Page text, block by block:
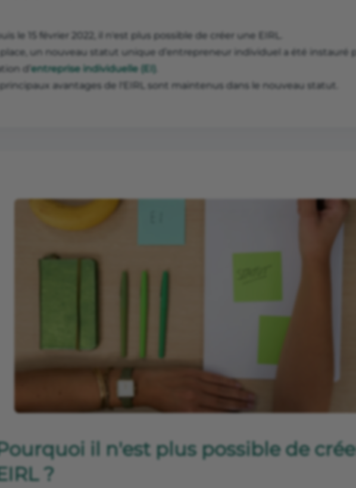
le 15 février 2022, il n'est plus possible de créer une EIRL.
place, un nouveau statut unique d’entrepreneur individuel a été instauré
d’ entreprise individuelle (EI)
avantages de l'EIRL sont maintenus dans le nouveau statut.
il n'est plus possible de
?